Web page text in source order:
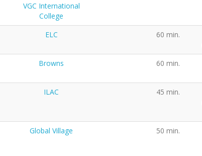
VGC International
College
ELC 60 min.
Browns 60 min.
ILAC 45 min.
Global Village 50 min.